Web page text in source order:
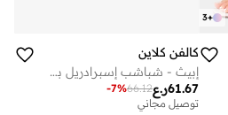
+
3
كالفن كلاين
إبيث - شباشب إسبرادريل بمنصة
ر.ع61.67
66.12
-7%
توصيل مجاني